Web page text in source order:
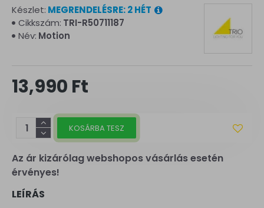
Az ár kizárólag webshopos vásárlás esetén
érvényes!
13,990 Ft
Készlet: MEGRENDELÉSRE: 2 HÉT
Cikkszám: TRI-R50711187
Név: Motion
KOSÁRBA TESZ
LEÍRÁS